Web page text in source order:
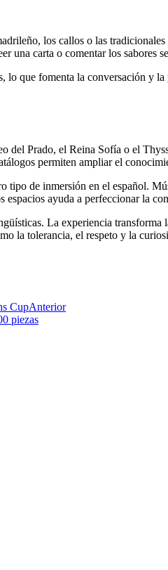
los callos o las
carta o comentar los sabores
lo que fomenta la conversación y
del Prado, el Reina Sofía o el
permiten ampliar el
tipo de inmersión en el español.
espacios ayuda a perfeccionar la
La experiencia transforma
la tolerancia, el respeto y la
CupAnterior
piezas